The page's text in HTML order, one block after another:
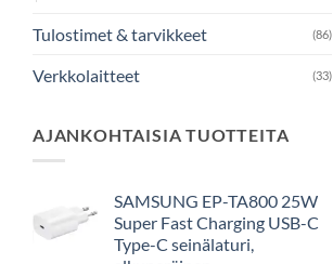
Tulostimet & tarvikkeet (86)
Verkkolaitteet (33)
AJANKOHTAISIA TUOTTEITA
SAMSUNG EP-TA800 25W
Super Fast Charging USB-C
Type-C seinälaturi,